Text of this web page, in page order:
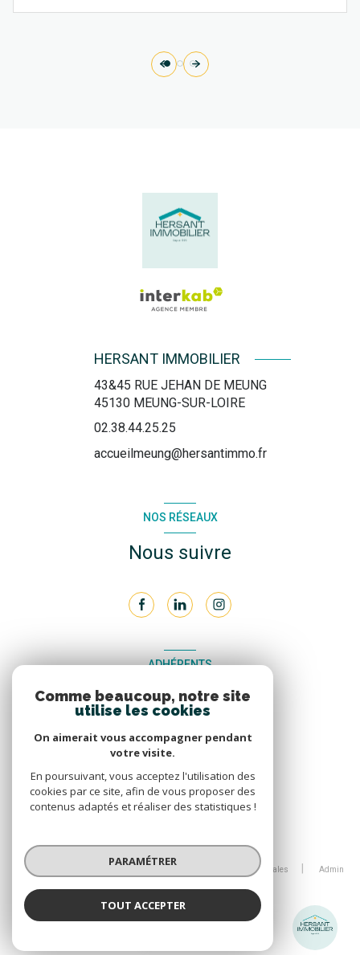
HERSANT IMMOBILIER
HERSANT IMMOBILIER
43&45 RUE JEHAN DE MEUNG
45130 MEUNG-SUR-LOIRE
02.38.44.25.25
accueilmeung@hersantimmo.fr
NOS RÉSEAUX
Nous suivre
ADHÉRENTS
Nous adhérons
© 2026 | Tous droits réservés
Mentions légales
Admin
Réalisé par :
Comme beaucoup, notre site
utilise les cookies
On aimerait vous accompagner pendant
votre visite.
En poursuivant, vous acceptez l'utilisation des
cookies par ce site, afin de vous proposer des
contenus adaptés et réaliser des statistiques !
PARAMÉTRER
TOUT ACCEPTER